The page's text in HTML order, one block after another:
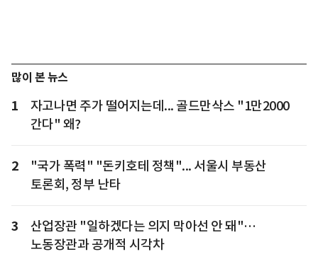
많이 본 뉴스
1
자고나면 주가 떨어지는데... 골드만삭스 "1만2000
간다" 왜?
2
"국가 폭력" "돈키호테 정책"... 서울시 부동산
토론회, 정부 난타
3
산업장관 "일하겠다는 의지 막아선 안 돼"…
노동장관과 공개적 시각차